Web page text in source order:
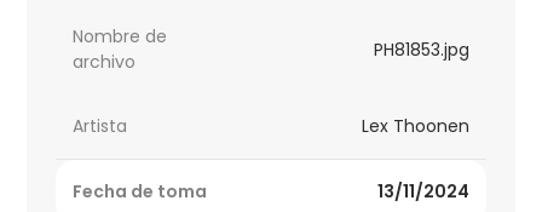
Nombre de
archivo
PH81853.jpg
Artista Lex Thoonen
Fecha de toma 13/11/2024